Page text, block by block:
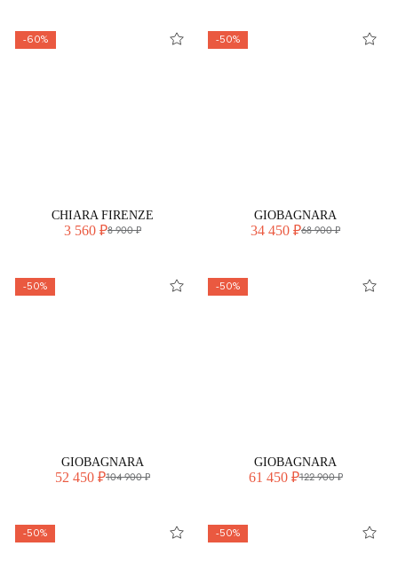
-60%
CHIARA FIRENZE
3 560 ₽8 900 ₽
-50%
GIOBAGNARA
34 450 ₽68 900 ₽
-50%
GIOBAGNARA
52 450 ₽104 900 ₽
-50%
GIOBAGNARA
61 450 ₽122 900 ₽
-50% -50%